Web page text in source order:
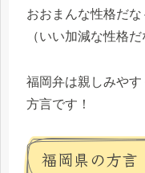
おおまんな性格だな
（いい加減な性格だ
福岡弁は親しみや
方言です！
福岡県の方言